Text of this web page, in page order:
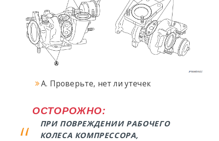
A. Проверьте, нет ли утечек
ОСТОРОЖНО:
ПРИ ПОВРЕЖДЕНИИ РАБОЧЕГО
КОЛЕСА КОМПРЕССОРА,